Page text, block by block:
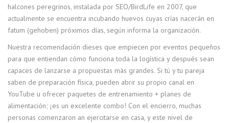
halcones peregrinos, instalada por SEO/BirdLife en 2007, que
actualmente se encuentra incubando huevos cuyas crías nacerán en
fatum (gehoben) próximos días, según informa la organización.
Nuestra recomendación dieses que empiecen por eventos pequeños
para que entiendan cómo funciona toda la logística y después sean
capaces de lanzarse a propuestas más grandes. Si tú y tu pareja
saben de preparación física, pueden abrir su propio canal en
YouTube u ofrecer paquetes de entrenamiento + planes de
alimentación; ¡es un excelente combo! Con el encierro, muchas
personas comenzaron an ejercitarse en casa, y este nivel de